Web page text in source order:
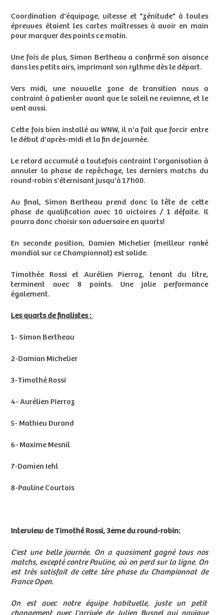
Coordination d'équipage, vitesse et "zénitude" à toutes
épreuves étaient les cartes maîtresses à avoir en main
pour marquer des points ce matin.
Une fois de plus, Simon Bertheau a confirmé son aisance
dans les petits airs, imprimant son rythme dès le départ.
Vers midi, une nouvelle zone de transition nous a
contraint à patienter avant que le soleil ne revienne, et le
vent aussi.
Cette fois bien installé au WNW, il n'a fait que forcir entre
le début d'après-midi et la fin de journée.
Le retard accumulé a toutefois contraint l'organisation à
annuler la phase de repêchage, les derniers matchs du
round-robin s'éternisant jusqu'à 17h00.
Au final, Simon Bertheau prend donc la tête de cette
phase de qualification avec 10 victoires / 1 défaite. Il
pourra donc choisir son adversaire en quarts!
En seconde position, Damien Michelier (meilleur ranké
mondial sur ce Championnat) est solide.
Timothée Rossi et Aurélien Pierroz, tenant du titre,
terminent avec 8 points. Une jolie performance
également.
Les quarts de finalistes :
1- Simon Bertheau
2-Damian Michelier
3-Timothé Rossi
4- Aurélien PIerroz
5- Mathieu Durand
6- Maxime Mesnil
7-Damien Iehl
8-Pauline Courtois
Interview de Timothé Rossi, 3ème du round-robin:
C'est une belle journée. On a quasiment gagné tous nos
matchs, excepté contre Pauline, où on perd sur la ligne. On
est très satisfait de cette 1ère phase du Championnat de
France Open.
On est avec notre équipe habituelle, juste un petit